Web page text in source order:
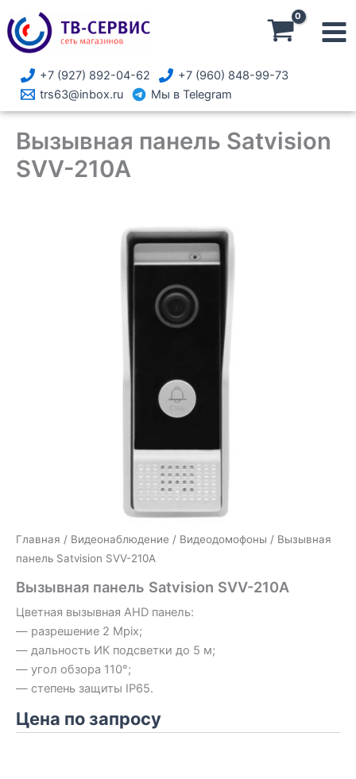
Перейти
содержимому
+7 (927) 892-04-62
+7 (960) 848-99-73
trs63@inbox.ru
Мы в Telegram
Вызывная панель Satvision
SVV-210A
Главная / Видеонаблюдение / Видеодомофоны / Вызывная
панель Satvision SVV-210A
Вызывная панель Satvision SVV-210A
Цветная вызывная AHD панель:
— разрешение 2 Mpix;
— дальность ИК подсветки до 5 м;
— угол обзора 110°;
— степень защиты IP65.
Цена по запросу